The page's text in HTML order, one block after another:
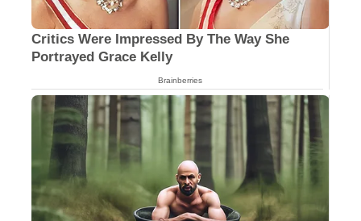
Critics Were Impressed By The Way She
Portrayed Grace Kelly
Brainberries